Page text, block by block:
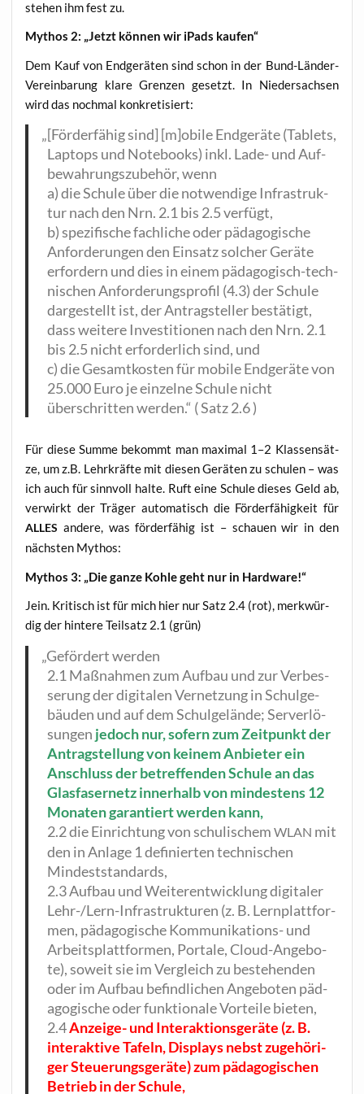
ste­hen ihm fest zu.
Mythos 2: „Jetzt kön­nen wir iPads kaufen“
Dem Kauf von End­ge­rä­ten sind schon in der Bund-Län­der-
Ver­ein­ba­rung kla­re Gren­zen gesetzt. In Nie­der­sach­sen
wird das noch­mal konkretisiert:
„[För­der­fä­hig sind] [m]obile End­ge­rä­te (Tablets,
Lap­tops und Note­books) inkl. Lade- und Auf­
be­wah­rungs­zu­be­hör, wenn
a) die Schu­le über die not­wen­di­ge Infra­struk­
tur nach den Nrn. 2.1 bis 2.5 verfügt,
b) spe­zi­fi­sche fach­li­che oder päd­ago­gi­sche
Anfor­de­run­gen den Ein­satz sol­cher Geräte
erfor­dern und dies in einem päd­ago­gisch-tech­
ni­schen Anfor­de­rungs­pro­fil (4.3) der Schu­le
dar­ge­stellt ist, der Antrag­stel­ler bestä­tigt,
dass wei­te­re Inves­ti­tio­nen nach den Nrn. 2.1
bis 2.5 nicht erfor­der­lich sind, und
c) die Gesamt­kos­ten für mobi­le End­ge­rä­te von
25.000 Euro je ein­zel­ne Schu­le nicht
über­schrit­ten wer­den.“ ( Satz 2.6 )
Für die­se Sum­me bekommt man maxi­mal 1–2 Klas­sen­sät­
ze, um z.B. Lehr­kräf­te mit die­sen Gerä­ten zu schu­len – was
ich auch für sinn­voll hal­te. Ruft eine Schu­le die­ses Geld ab,
ver­wirkt der Trä­ger auto­ma­tisch die För­der­fä­hig­keit für
ALLES ande­re, was för­der­fä­hig ist – schau­en wir in den
nächs­ten Mythos:
Mythos 3: „Die gan­ze Koh­le geht nur in Hardware!“
Jein. Kri­tisch ist für mich hier nur Satz 2.4 (rot), merk­wür­
dig der hin­te­re Teil­satz 2.1 (grün)
„Geför­dert werden
2.1 Maß­nah­men zum Auf­bau und zur Ver­bes­
se­rung der digi­ta­len Ver­net­zung in Schul­ge­
bäu­den und auf dem Schul­ge­län­de; Ser­ver­lö­
sun­gen jedoch nur, sofern zum Zeit­punkt der
Antrag­stel­lung von kei­nem Anbie­ter ein
Anschluss der betref­fen­den Schu­le an das
Glas­fa­ser­netz inner­halb von min­des­tens 12
Mona­ten garan­tiert wer­den kann,
2.2 die Ein­rich­tung von schu­li­schem WLAN mit
den in Anla­ge 1 defi­nier­ten tech­ni­schen
Mindeststandards,
2.3 Auf­bau und Wei­ter­ent­wick­lung digi­ta­ler
Lehr-/Lern-Infra­struk­tu­ren (z. B. Lern­platt­for­
men, päd­ago­gi­sche Kom­mu­ni­ka­ti­ons- und
Arbeits­platt­for­men, Por­ta­le, Cloud-Ange­bo­
te), soweit sie im Ver­gleich zu bestehen­den
oder im Auf­bau befind­li­chen Ange­bo­ten päd­
ago­gi­sche oder funk­tio­na­le Vor­tei­le bieten,
2.4Anzei­ge- und Inter­ak­ti­ons­ge­rä­te (z. B.
inter­ak­ti­ve Tafeln, Dis­plays nebst zuge­hö­ri­
ger Steue­rungs­ge­rä­te) zum päd­ago­gi­schen
Betrieb in der Schule,